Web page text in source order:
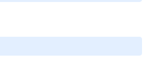
ター、デザイナー、HCDコンサルタント、
ーが在籍しておりプロジェクトの内容に応
てチームを構成します
です
では、毎回異なるテーマでセンター内のコ
化しています